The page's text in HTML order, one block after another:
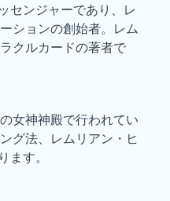
センジャーであり、レ
ションの創始者。レム
クルカードの著者で
女神神殿で行われてい
グ法、レムリアン・ヒ
す。